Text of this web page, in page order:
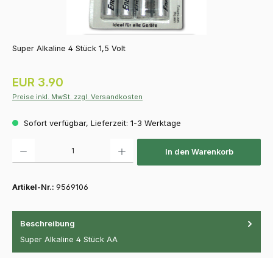
Super Alkaline 4 Stück 1,5 Volt
Regulärer Preis:
EUR 3.90
Preise inkl. MwSt. zzgl. Versandkosten
Sofort verfügbar, Lieferzeit: 1-3 Werktage
In den Warenkorb
Artikel-Nr.: 9569106
Beschreibung
Super Alkaline 4 Stück AA